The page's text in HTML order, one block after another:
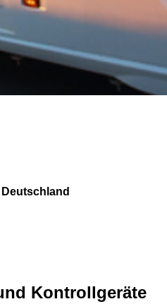
Kontrollgeräte